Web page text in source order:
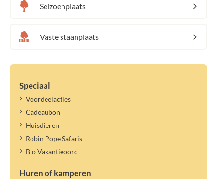
Seizoenplaats
Vaste staanplaats
Speciaal
Voordeelacties
Cadeaubon
Huisdieren
Robin Pope Safaris
Bio Vakantieoord
Huren of kamperen